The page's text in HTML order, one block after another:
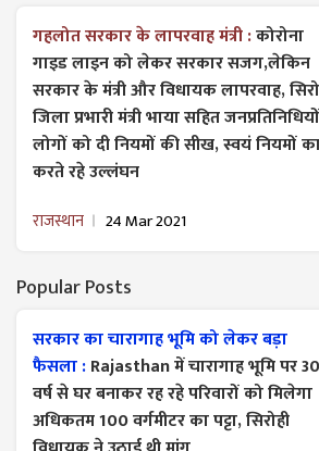
गहलोत सरकार के लापरवाह मंत्री :कोरोना
गाइड लाइन को लेकर सरकार सजग,लेकिन
सरकार के मंत्री और विधायक लापरवाह,
जिला प्रभारी मंत्री भाया सहित
लोगों को ​दी नियमों की सीख, स्वयं नियमों
करते रहे उल्लंघन
राजस्थान 24 Mar 2021
Popular Posts
सरकार का चारागाह भूमि को लेकर बड़ा
फैसला :Rajasthan में चारागाह भूमि पर 30
वर्ष से घर बनाकर रह रहे परिवारों को मिलेगा
अधिकतम 100 वर्गमीटर का पट्टा, सिरोही